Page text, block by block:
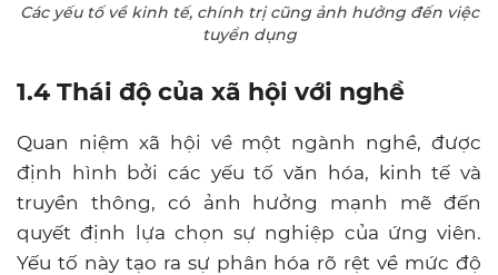
Các yếu tố về kinh tế, chính trị cũng ảnh hưởng đến việc
tuyển dụng
1.4 Thái độ của xã hội với nghề
Quan niệm xã hội về một ngành nghề, được
định hình bởi các yếu tố văn hóa, kinh tế và
truyền thông, có ảnh hưởng mạnh mẽ đến
quyết định lựa chọn sự nghiệp của ứng viên.
Yếu tố này tạo ra sự phân hóa rõ rệt về mức độ